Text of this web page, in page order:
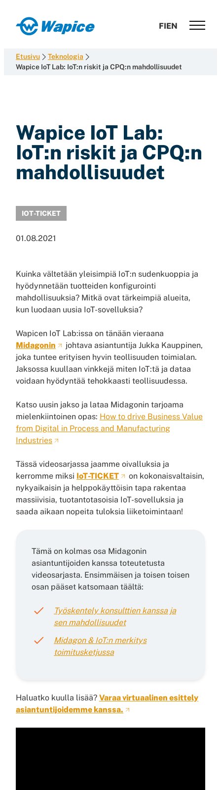
suoraan
sisältöön
Wapice
development
with
FIEN
Etusivu
Teknologia
Wapice IoT Lab: IoT:n riskit ja CPQ:n mahdollisuudet
Wapice IoT Lab:
IoT:n riskit ja CPQ:n
mahdollisuudet
IOT-TICKET
01.08.2021
Kuinka vältetään yleisimpiä IoT:n sudenkuoppia ja
hyödynnetään tuotteiden konfigurointi
mahdollisuuksia? Mitkä ovat tärkeimpiä alueita,
kun luodaan uusia IoT-sovelluksia?
Wapicen IoT Lab:issa on tänään vieraana
Midagonin
johtava asiantuntija Jukka Kauppinen,
joka tuntee erityisen hyvin teollisuuden toimialan.
Jaksossa kuullaan vinkkejä miten IoT:tä ja dataa
voidaan hyödyntää tehokkaasti teollisuudessa.
Katso uusin jakso ja lataa Midagonin tarjoama
mielenkiintoinen opas: How to drive Business Value
from Digital in Process and Manufacturing
Industries
Tässä videosarjassa jaamme oivalluksia ja
kerromme miksi IoT-TICKET
on kokonaisvaltaisin,
nykyaikaisin ja helppokäyttöisin tapa rakentaa
massiivisia, tuotantotasoisia IoT-sovelluksia ja
saada aikaan nopeita tuloksia liiketoimintaan!
Tämä on kolmas osa Midagonin
asiantuntijoiden kanssa toteutetusta
videosarjasta. Ensimmäisen ja toisen toisen
osan pääset katsomaan täältä:
Työskentely konsulttien kanssa ja
sen mahdollisuudet
Midagon & IoT:n merkitys
toimitusketjussa
Haluatko kuulla lisää? Varaa virtuaalinen esittely
asiantuntijoidemme kanssa.